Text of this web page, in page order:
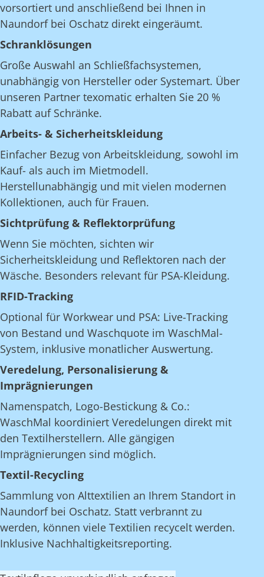
vorsortiert und anschließend bei Ihnen in
Naundorf bei Oschatz direkt eingeräumt.
Schranklösungen
Große Auswahl an Schließfachsystemen,
unabhängig von Hersteller oder Systemart. Über
unseren Partner texomatic erhalten Sie 20 %
Rabatt auf Schränke.
Arbeits- & Sicherheitskleidung
Einfacher Bezug von Arbeitskleidung, sowohl im
Kauf- als auch im Mietmodell.
Herstellunabhängig und mit vielen modernen
Kollektionen, auch für Frauen.
Sichtprüfung & Reflektorprüfung
Wenn Sie möchten, sichten wir
Sicherheitskleidung und Reflektoren nach der
Wäsche. Besonders relevant für PSA-Kleidung.
RFID-Tracking
Optional für Workwear und PSA: Live-Tracking
von Bestand und Waschquote im WaschMal-
System, inklusive monatlicher Auswertung.
Veredelung, Personalisierung &
Imprägnierungen
Namenspatch, Logo-Bestickung & Co.:
WaschMal koordiniert Veredelungen direkt mit
den Textilherstellern. Alle gängigen
Imprägnierungen sind möglich.
Textil-Recycling
Sammlung von Alttextilien an Ihrem Standort in
Naundorf bei Oschatz. Statt verbrannt zu
werden, können viele Textilien recycelt werden.
Inklusive Nachhaltigkeitsreporting.